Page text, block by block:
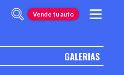
Vende tu auto
GALERIAS